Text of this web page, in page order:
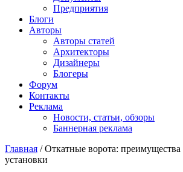
Предприятия
Блоги
Авторы
Авторы статей
Архитекторы
Дизайнеры
Блогеры
Форум
Контакты
Реклама
Новости, статьи, обзоры
Баннерная реклама
You are here
Главная / Откатные ворота: преимущества
установки